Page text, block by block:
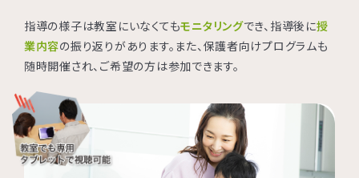
指導の様子は教室にいなくてもモニタリングでき、指導後に授
業内容の振り返りがあります。また、保護者向けプログラムも
随時開催され、ご希望の方は参加できます。